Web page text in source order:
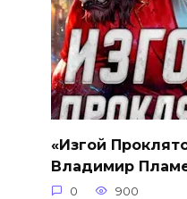
«Изгой
Владимир
0 900